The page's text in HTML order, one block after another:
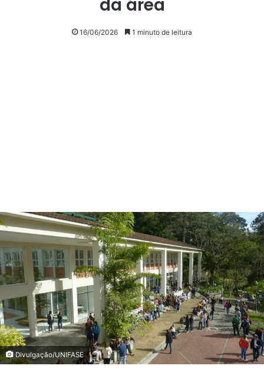
da área
16/06/2026 1 minuto de leitura
Divulgação/UNIFASE